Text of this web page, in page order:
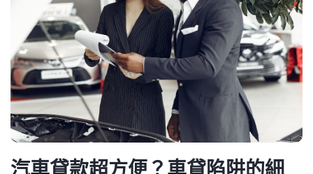
汽車貸款超方便？車貸陷阱的細